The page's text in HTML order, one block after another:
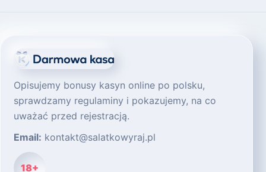
Opisujemy bonusy kasyn online po polsku,
sprawdzamy regulaminy i pokazujemy, na co
uważać przed rejestracją.
Email: kontakt@salatkowyraj.pl
18+